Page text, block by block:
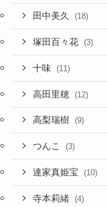
田中美久 (18)
塚田百々花 (3)
十味 (11)
高田里穂 (12)
高梨瑞樹 (9)
つんこ (3)
達家真姫宝 (10)
寺本莉緒 (4)